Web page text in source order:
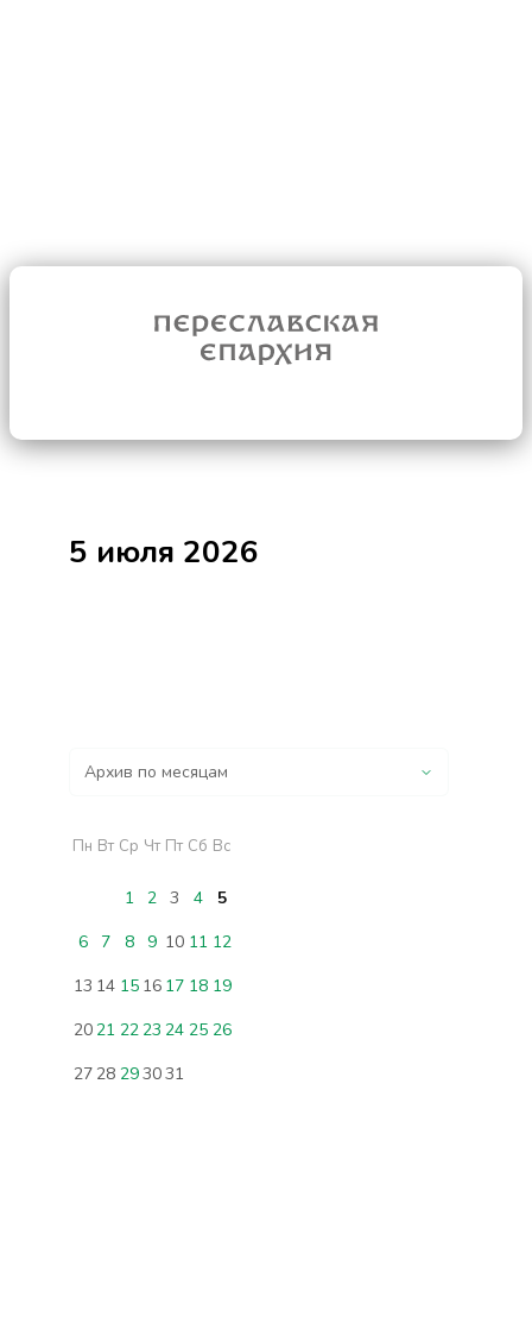
5 июля 2026
Пн Вт Ср Чт Пт Сб Вс
1 2 3 4
5
6
7 8 9 10 11 12
13 14 15 16 17 18 19
2021 2223 24 25 26
27 28 293031